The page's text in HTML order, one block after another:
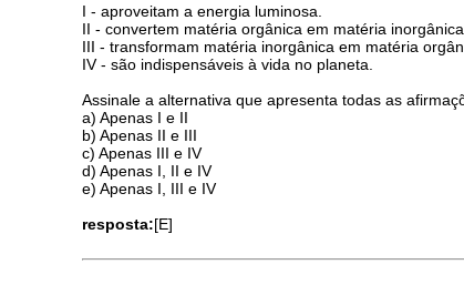
I - aproveitam a energia luminosa.
II - convertem matéria orgânica em matéria inorgânica.
III - transformam matéria inorgânica em matéria
IV - são indispensáveis à vida no planeta.
Assinale a alternativa que apresenta todas as
a) Apenas I e II
b) Apenas II e III
c) Apenas III e IV
d) Apenas I, II e IV
e) Apenas I, III e IV
resposta:[E]